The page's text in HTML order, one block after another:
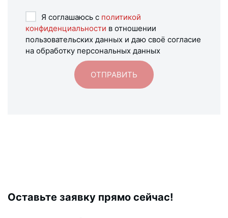
Я соглашаюсь с политикой
конфиденциальности в отношении
пользовательских данных и даю своё согласие
на обработку персональных данных
Оставьте заявку прямо сейчас!